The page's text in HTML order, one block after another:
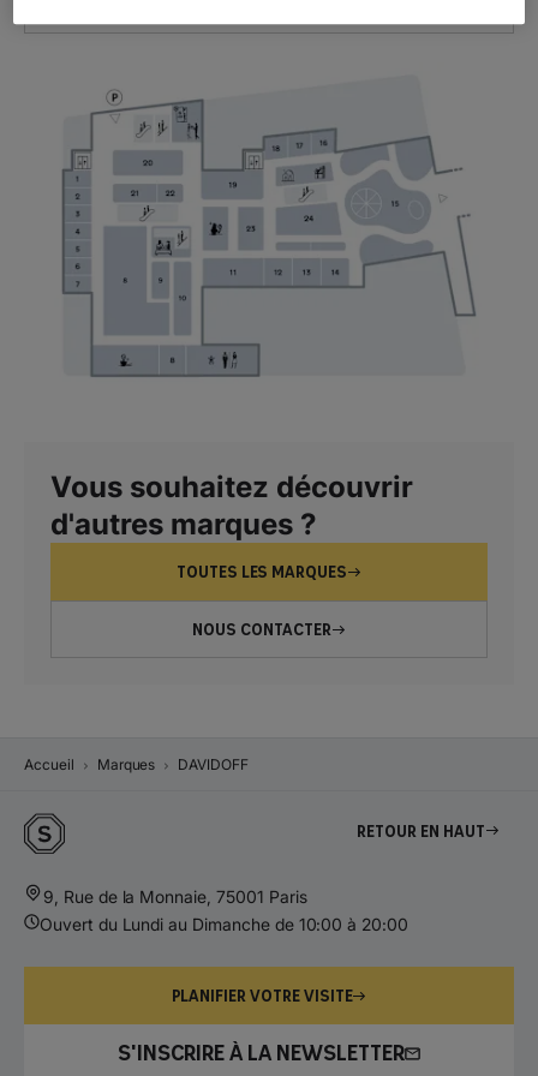
Vous souhaitez découvrir
d'autres marques ?
TOUTES LES MARQUES
NOUS CONTACTER
Accueil Marques DAVIDOFF
Retour en haut
9, Rue de la Monnaie, 75001 Paris
Ouvert du Lundi au Dimanche de 10:00 à 20:00
PLANIFIER VOTRE VISITE
S'INSCRIRE À LA NEWSLETTER